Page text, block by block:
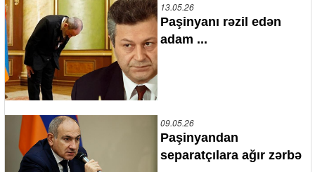
13.05.26
Paşinyanı rəzil edən
adam ...
09.05.26
Paşinyandan
separatçılara ağır zərbə